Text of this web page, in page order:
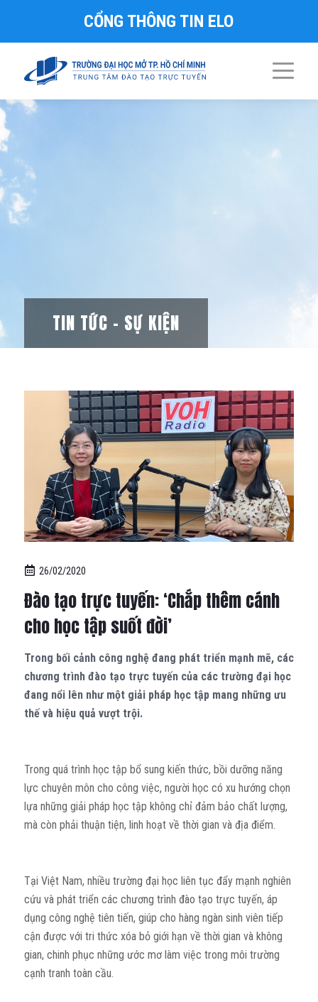
CỔNG THÔNG TIN ELO
TIN TỨC – SỰ KIỆN
26/02/2020
Đào tạo trực tuyến: ‘Chắp thêm cánh
cho học tập suốt đời’
Trong bối cảnh công nghệ đang phát triển mạnh mẽ, các
chương trình đào tạo trực tuyến của các trường đại học
đang nổi lên như một giải pháp học tập mang những ưu
thế và hiệu quả vượt trội.
Trong quá trình học tập bổ sung kiến thức, bồi dưỡng năng
lực chuyên môn cho công việc, người học có xu hướng chọn
lựa những giải pháp học tập không chỉ đảm bảo chất lượng,
mà còn phải thuận tiện, linh hoạt về thời gian và địa điểm.
Tại Việt Nam, nhiều trường đại học liên tục đẩy mạnh nghiên
cứu và phát triển các chương trình đào tạo trực tuyến, áp
dụng công nghệ tiên tiến, giúp cho hàng ngàn sinh viên tiếp
cận được với tri thức xóa bỏ giới hạn về thời gian và không
gian, chinh phục những ước mơ làm việc trong môi trường
cạnh tranh toàn cầu.